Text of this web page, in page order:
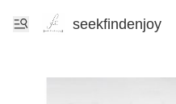
seekfindenjoy